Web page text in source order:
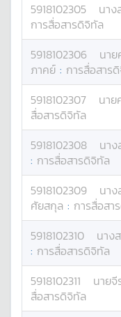
5918102305 นาง
การสื่อสารดิจิทัล
5918102306 นาย
ภาคย์ : การสื่อสาร
5918102307 นาย
สื่อสารดิจิทัล
5918102308 นาง
: การสื่อสารดิจิทัล
5918102309 นาง
ศัยสกุล : การสื่อสา
5918102310 นาง
: การสื่อสารดิจิทัล
5918102311 นายจี
สื่อสารดิจิทัล